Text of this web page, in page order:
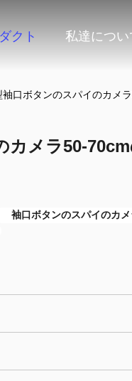
クト 私達につい
袖口ボタンのスパイのカメ
カメラ50-
袖口ボタンのスパイのカメ